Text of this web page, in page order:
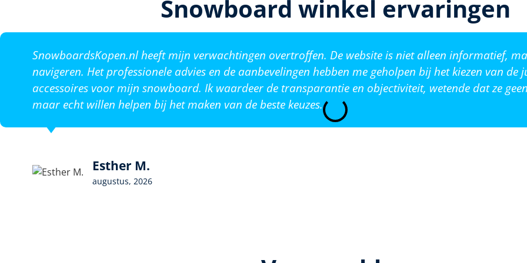
Snowboard winkel ervaringen
SnowboardsKopen.nl heeft mijn verwachtingen overtroffen. De website is niet alleen informatief,
navigeren. Het professionele advies en de aanbevelingen hebben me geholpen bij het kiezen van de
accessoires voor mijn snowboard. Ik waardeer de transparantie en objectiviteit, wetende dat ze
maar echt willen helpen bij het maken van de beste keuzes.
Esther M.
augustus, 2026